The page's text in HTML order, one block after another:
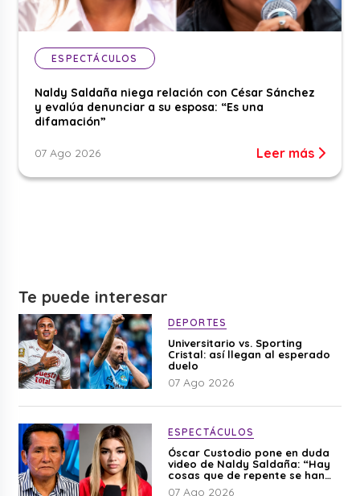
ESPECTÁCULOS
Naldy Saldaña niega relación con César Sánchez
y evalúa denunciar a su esposa: “Es una
difamación”
07 Ago 2026 Leer más
Te puede interesar
DEPORTES
Universitario vs. Sporting
Cristal: así llegan al esperado
duelo
07 Ago 2026
ESPECTÁCULOS
Óscar Custodio pone en duda
video de Naldy Saldaña: “Hay
cosas que de repente se han
editado”
07 Ago 2026